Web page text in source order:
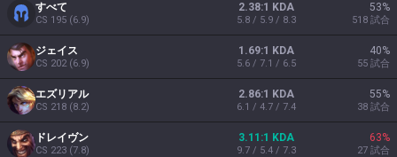
すべて
CS 195 (6.9)
2.38:1 KDA
5.8 / 5.9 / 8.3
53%
518 試合
ジェイス
CS 202(6.9)
1.69:1 KDA
5.6 / 7.1 / 6.5
40%
55 試合
エズリアル
CS 218 (8.2)
2.86:1 KDA
6.1 / 4.7 / 7.4
55%
38 試合
ドレイヴン
CS 223 (7.8)
3.11:1 KDA
9.7 / 5.4 / 7.3
63%
27 試合